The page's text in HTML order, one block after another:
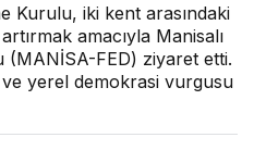
Kurulu, iki kent arasındaki
amacıyla Manisalı
(MANİSA-FED) ziyaret etti.
yerel demokrasi vurgusu